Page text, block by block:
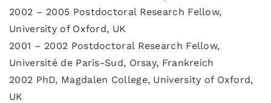
2002 – 2005 Postdoctoral Research Fellow,
University of Oxford, UK
2001 – 2002 Postdoctoral Research Fellow,
Université de Paris-Sud, Orsay, Frankreich
2002 PhD, Magdalen College, University of Oxford,
UK